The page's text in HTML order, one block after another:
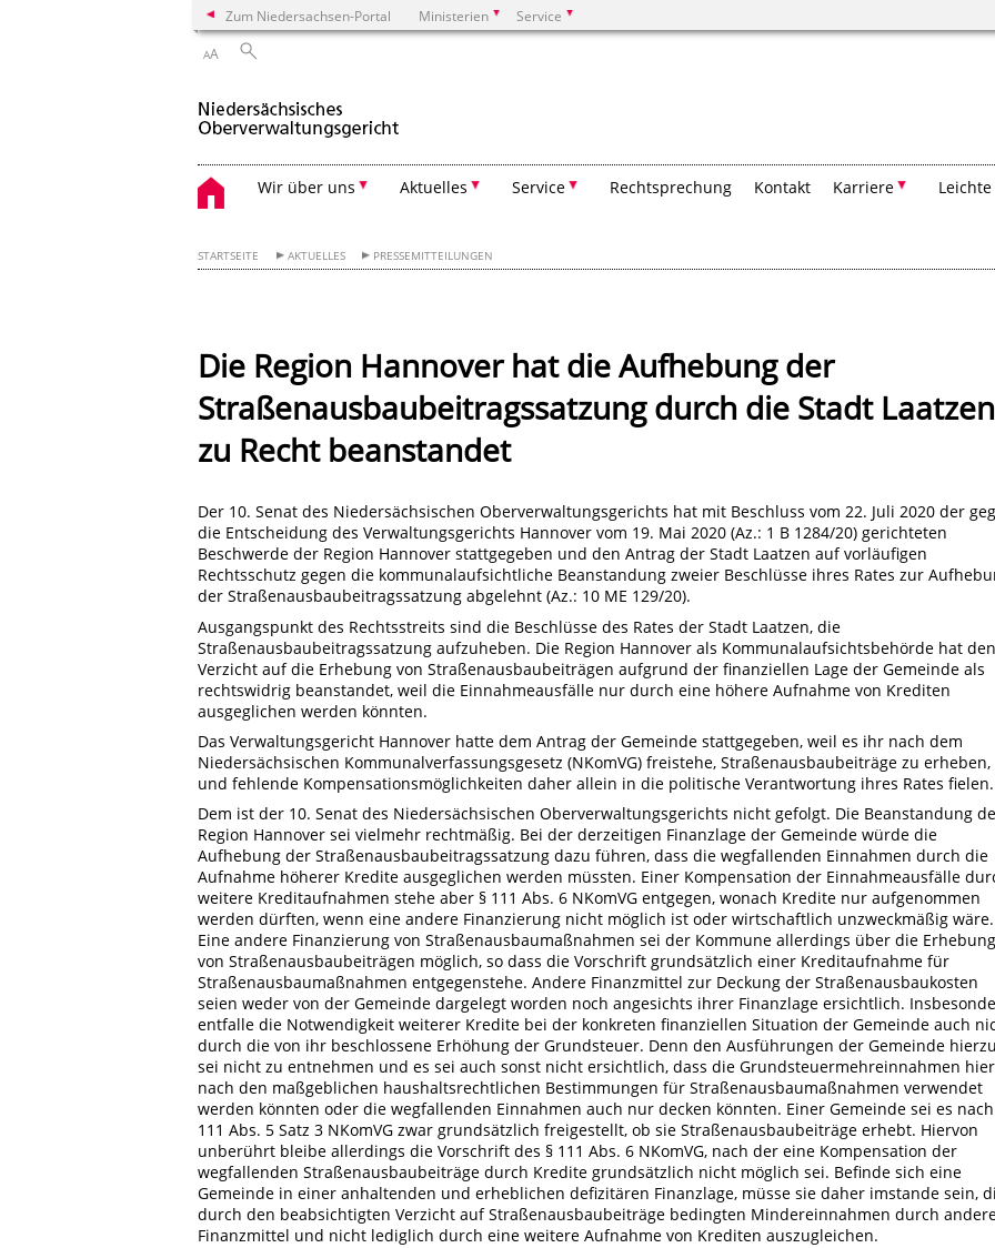
Zum Niedersachsen-Portal Ministerien Service
AA
Wir über uns Aktuelles Service Rechtsprechung Kontakt Karriere
STARTSEITE AKTUELLES PRESSEMITTEILUNGEN
Die Region Hannover hat die Aufhebung der
Straßenausbaubeitragssatzung durch die Stadt Laatzen
zu Recht beanstandet
Der 10. Senat des Niedersächsischen Oberverwaltungsgerichts hat mit Beschluss vom 22. Juli 2020 der
die Entscheidung des Verwaltungsgerichts Hannover vom 19. Mai 2020 (Az.: 1 B 1284/20) gerichteten
Beschwerde der Region Hannover stattgegeben und den Antrag der Stadt Laatzen auf vorläufigen
Rechtsschutz gegen die kommunalaufsichtliche Beanstandung zweier Beschlüsse ihres Rates zur
der Straßenausbaubeitragssatzung abgelehnt (Az.: 10 ME 129/20).
Ausgangspunkt des Rechtsstreits sind die Beschlüsse des Rates der Stadt Laatzen, die
Straßenausbaubeitragssatzung aufzuheben. Die Region Hannover als Kommunalaufsichtsbehörde hat den
Verzicht auf die Erhebung von Straßenausbaubeiträgen aufgrund der finanziellen Lage der Gemeinde als
rechtswidrig beanstandet, weil die Einnahmeausfälle nur durch eine höhere Aufnahme von Krediten
ausgeglichen werden könnten.
Das Verwaltungsgericht Hannover hatte dem Antrag der Gemeinde stattgegeben, weil es ihr nach dem
Niedersächsischen Kommunalverfassungsgesetz (NKomVG) freistehe, Straßenausbaubeiträge zu erheben,
und fehlende Kompensationsmöglichkeiten daher allein in die politische Verantwortung ihres Rates fielen.
Dem ist der 10. Senat des Niedersächsischen Oberverwaltungsgerichts nicht gefolgt. Die Beanstandung
Region Hannover sei vielmehr rechtmäßig. Bei der derzeitigen Finanzlage der Gemeinde würde die
Aufhebung der Straßenausbaubeitragssatzung dazu führen, dass die wegfallenden Einnahmen durch die
Aufnahme höherer Kredite ausgeglichen werden müssten. Einer Kompensation der Einnahmeausfälle
weitere Kreditaufnahmen stehe aber § 111 Abs. 6 NKomVG entgegen, wonach Kredite nur aufgenommen
werden dürften, wenn eine andere Finanzierung nicht möglich ist oder wirtschaftlich unzweckmäßig wäre.
Eine andere Finanzierung von Straßenausbaumaßnahmen sei der Kommune allerdings über die Erhebung
von Straßenausbaubeiträgen möglich, so dass die Vorschrift grundsätzlich einer Kreditaufnahme für
Straßenausbaumaßnahmen entgegenstehe. Andere Finanzmittel zur Deckung der Straßenausbaukosten
seien weder von der Gemeinde dargelegt worden noch angesichts ihrer Finanzlage ersichtlich.
entfalle die Notwendigkeit weiterer Kredite bei der konkreten finanziellen Situation der Gemeinde auch
durch die von ihr beschlossene Erhöhung der Grundsteuer. Denn den Ausführungen der Gemeinde hierzu
sei nicht zu entnehmen und es sei auch sonst nicht ersichtlich, dass die Grundsteuermehreinnahmen hier
nach den maßgeblichen haushaltsrechtlichen Bestimmungen für Straßenausbaumaßnahmen verwendet
werden könnten oder die wegfallenden Einnahmen auch nur decken könnten. Einer Gemeinde sei es
111 Abs. 5 Satz 3 NKomVG zwar grundsätzlich freigestellt, ob sie Straßenausbaubeiträge erhebt. Hiervon
unberührt bleibe allerdings die Vorschrift des § 111 Abs. 6 NKomVG, nach der eine Kompensation der
wegfallenden Straßenausbaubeiträge durch Kredite grundsätzlich nicht möglich sei. Befinde sich eine
Gemeinde in einer anhaltenden und erheblichen defizitären Finanzlage, müsse sie daher imstande sein,
durch den beabsichtigten Verzicht auf Straßenausbaubeiträge bedingten Mindereinnahmen durch
Finanzmittel und nicht lediglich durch eine weitere Aufnahme von Krediten auszugleichen.